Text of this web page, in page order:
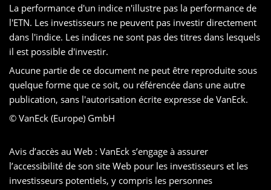
La performance d'un indice n'illustre pas la performance de
l'ETN. Les investisseurs ne peuvent pas investir directement
dans l'indice. Les indices ne sont pas des titres dans lesquels
il est possible d'investir.
Aucune partie de ce document ne peut être reproduite sous
quelque forme que ce soit, ou référencée dans une autre
publication, sans l'autorisation écrite expresse de VanEck.
© VanEck (Europe) GmbH
Avis d’accès au Web : VanEck s’engage à assurer
l’accessibilité de son site Web pour les investisseurs et les
investisseurs potentiels, y compris les personnes